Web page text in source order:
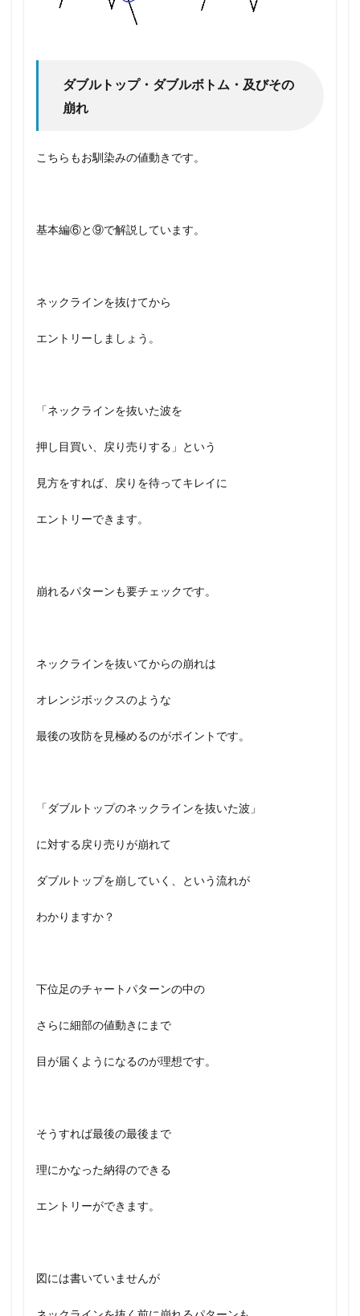
ダブルトップ・ダブルボトム・及びその
崩れ
こちらもお馴染みの値動きです。
基本編⑥と⑨で解説しています。
ネックラインを抜けてから
エントリーしましょう。
「ネックラインを抜いた波を
押し目買い、戻り売りする」という
見方をすれば、戻りを待ってキレイに
エントリーできます。
崩れるパターンも要チェックです。
ネックラインを抜いてからの崩れは
オレンジボックスのような
最後の攻防を見極めるのがポイントです。
「ダブルトップのネックラインを抜いた波」
に対する戻り売りが崩れて
ダブルトップを崩していく、という流れが
わかりますか？
下位足のチャートパターンの中の
さらに細部の値動きにまで
目が届くようになるのが理想です。
そうすれば最後の最後まで
理にかなった納得のできる
エントリーができます。
図には書いていませんが